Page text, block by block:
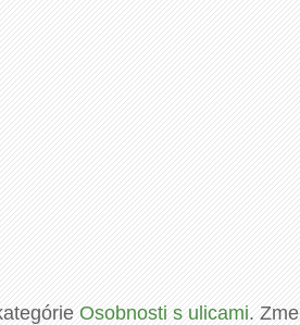
Osobnosti s ulicami.